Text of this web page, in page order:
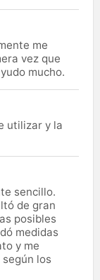
me
vez que
mucho.
utilizar y la
sencillo.
de gran
posibles
medidas
y me
los